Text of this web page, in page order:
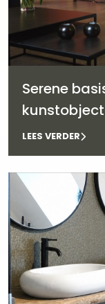
Serene
kunstobject
LEES VERDER